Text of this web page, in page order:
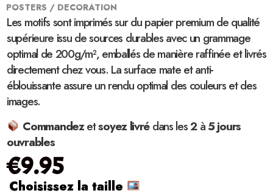
POSTERS / DECORATION
Les motifs sont imprimés sur du papier premium de qualité
supérieure issu de sources durables avec un grammage
optimal de 200g/m², emballés de manière raffinée et livrés
directement chez vous. La surface mate et anti-
éblouissante assure un rendu optimal des couleurs et des
images.
Commandezetsoyez livrédans les2à5 jours
ouvrables
€9.95
Choisissez la taille